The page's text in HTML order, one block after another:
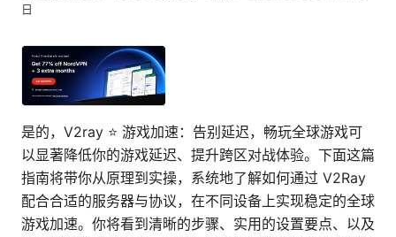
日
是的，V2ray ⭐ 游戏加速：告别延迟，畅玩全球游戏可
以显著降低你的游戏延迟、提升跨区对战体验。下面这篇
指南将带你从原理到实操，系统地了解如何通过 V2Ray
配合合适的服务器与协议，在不同设备上实现稳定的全球
游戏加速。你将看到清晰的步骤、实用的设置要点、以及